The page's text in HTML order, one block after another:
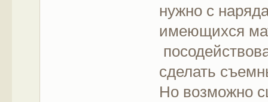
нужно с
имеющихся
сделать
Но возможно